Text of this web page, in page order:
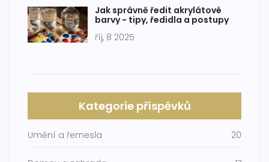
Jak správně ředit akrylátové
barvy - tipy, ředidla a postupy
říj, 8 2025
Kategorie příspěvků
Umění a řemesla 20